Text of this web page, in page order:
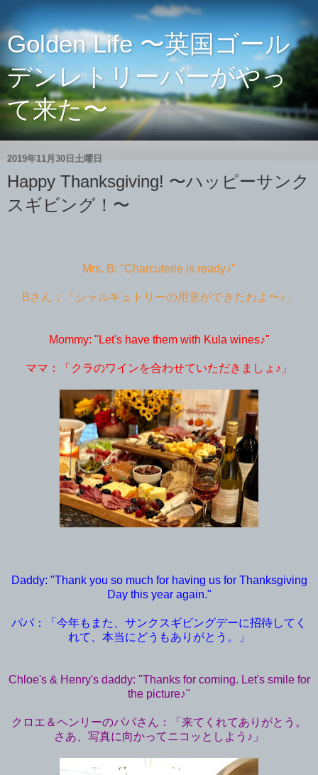
Golden Life 〜英国ゴール
デンレトリーバーがやっ
て来た〜
2019年11月30日土曜日
Happy Thanksgiving! 〜ハッピーサンク
スギビング！〜
Mrs. B: "Charcuterie is ready♪"
Bさん；「シャルキュトリーの用意ができたわよ〜♪」
Mommy: "Let's have them with Kula wines♪"
ママ：「クラのワインを合わせていただきましょ♪」
Daddy: "Thank you so much for having us for Thanksgiving
Day this year again."
パパ：「今年もまた、サンクスギビングデーに招待してく
れて、本当にどうもありがとう。」
Chloe's & Henry's daddy: "Thanks for coming. Let's smile for
the picture♪"
クロエ＆ヘンリーのパパさん：「来てくれてありがとう。
さあ、写真に向かってニコッとしよう♪」